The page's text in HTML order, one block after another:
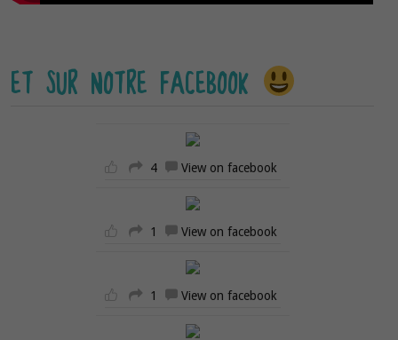
ET SUR NOTRE FACEBOOK
4 View on facebook
1 View on facebook
1 View on facebook